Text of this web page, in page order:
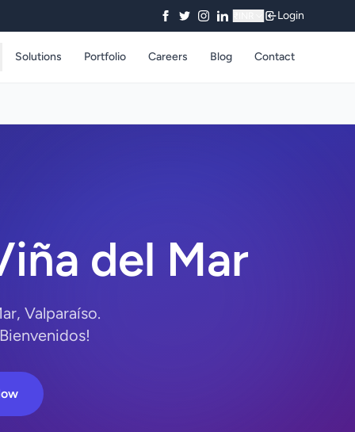
Login
Solutions Portfolio Careers Blog Contact
del Mar
Valparaíso.